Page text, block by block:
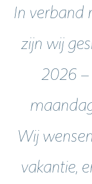
In verband
zijn wij
2026
Wij
vakantie,